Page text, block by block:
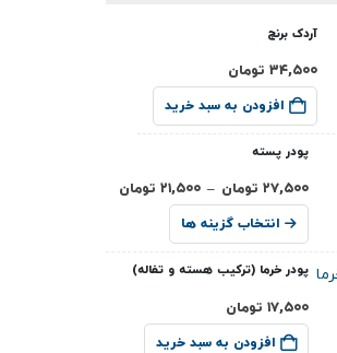
آردک برنج
۳۴,۵۰۰ تومان
افزودن به سبد خرید
پودر پسته
۲۷,۵۰۰ تومان – ۲۱,۵۰۰ تومان
انتخاب گزینه ها
پودر خرما (ترکیب هسته و تفاله)
۱۷,۵۰۰ تومان
افزودن به سبد خرید